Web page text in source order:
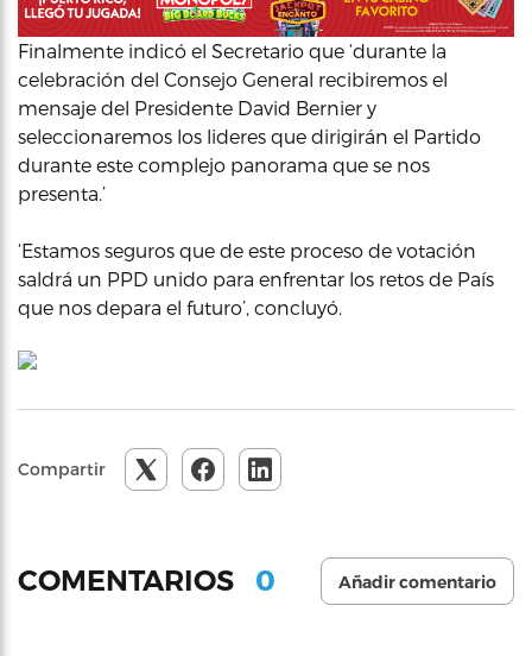
Finalmente indicó el Secretario que ‘durante la
celebración del Consejo General recibiremos el
mensaje del Presidente David Bernier y
seleccionaremos los lideres que dirigirán el Partido
durante este complejo panorama que se nos
presenta.’
‘Estamos seguros que de este proceso de votación
saldrá un PPD unido para enfrentar los retos de País
que nos depara el futuro’, concluyó.
Compartir
COMENTARIOS 0 Añadir comentario